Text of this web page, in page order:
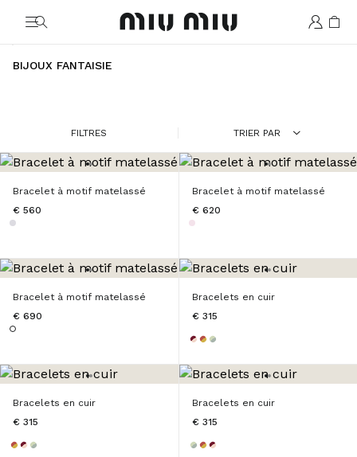
MiuMiu logo
BIJOUX FANTAISIE
FILTRES TRIER PAR
Bracelet à motif matelassé
€ 560
Bracelet à motif matelassé
€ 620
Bracelet à motif matelassé
€ 690
Bracelets en cuir
€ 315
Bracelets en cuir
€ 315
Bracelets en cuir
€ 315